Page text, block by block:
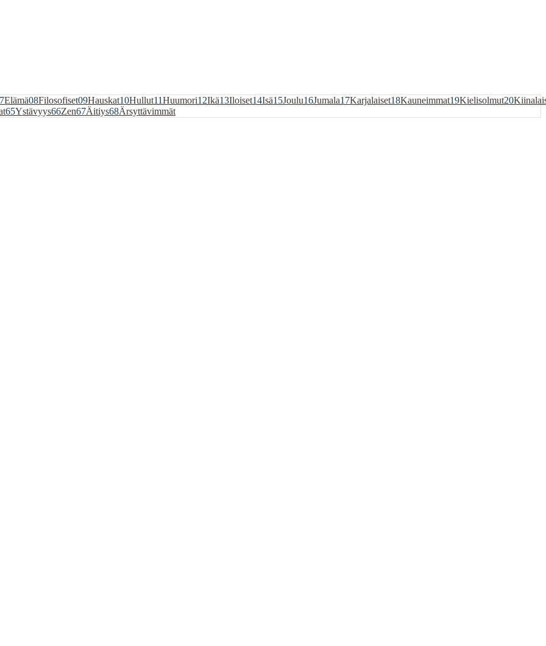
Elämä08Filosofiset09Hauskat10Hullut11Huumori12Ikä13Iloiset14Isä15Joulu16Jumala17Karjalaiset18Kauneimmat19Kielisolmut20
65Ystävyys66Zen67Äitiys68Ärsyttävimmät